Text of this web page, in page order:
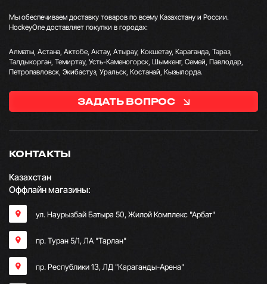
КОНТАКТЫ
Казахстан
Оффлайн магазины:
ул. Наурызбай Батыра 50, Жилой Комплекс "Арбат"
пр. Туран 5/1, ЛА "Тарлан"
пр. Республики 13, ​ЛД "Караганды-Арена"
Мы обеспечиваем доставку товаров по всему Казахстану и России.
HockeyOne доставляет покупки в городах:
Алматы, Астана, Актобе, Актау, Атырау, Кокшетау, Караганда, Тараз,
Талдыкорган, Темиртау, Усть-Каменогорск, Шымкент, Семей, Павлодар,
Петропавловск, Экибастуз, Уральск, Костанай, Кызылорда.
ЗАДАТЬ ВОПРОС